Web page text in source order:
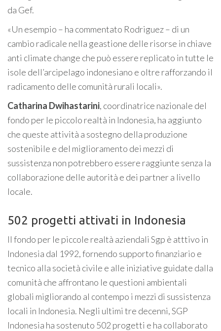
da Gef.
«Un esempio – ha commentato Rodriguez – di un
cambio radicale nella geastione delle risorse in chiave
anti climate change che può essere replicato in tutte le
isole dell’arcipelago indonesiano e oltre rafforzando il
radicamento delle comunità rurali locali».
Catharina Dwihastarini, coordinatrice nazionale del
fondo per le piccolo realtà in Indonesia, ha aggiunto
che queste attività a sostegno della produzione
sostenibile e del miglioramento dei mezzi di
sussistenza non potrebbero essere raggiunte senza la
collaborazione delle autorità e dei partner a livello
locale.
502 progetti attivati in Indonesia
Il fondo per le piccole realtà aziendali Sgp è atttivo in
Indonesia dal 1992, fornendo supporto finanziario e
tecnico alla società civile e alle iniziative guidate dalla
comunità che affrontano le questioni ambientali
globali migliorando al contempo i mezzi di sussistenza
locali in Indonesia. Negli ultimi tre decenni, SGP
Indonesia ha sostenuto 502 progetti e ha collaborato